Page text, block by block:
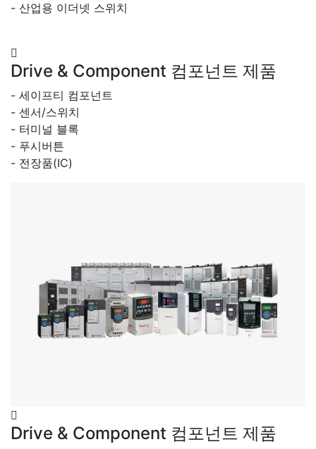
- 산업용 이더넷 스위치
Drive & Component 컴포넌트 제품
- 세이프티 컴포넌트
- 센서/스위치
- 터미널 블록
- 푸시버튼
- 전장품(IC)
Drive & Component 컴포넌트 제품